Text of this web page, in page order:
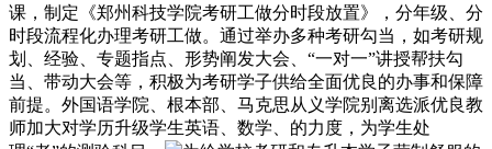
课，制定《郑州科技学院考研工做分时段放置》，分年级、分
时段流程化办理考研工做。通过举办多种考研勾当，如考研规
划、经验、专题指点、形势阐发大会、“一对一”讲授帮扶勾
当、带动大会等，积极为考研学子供给全面优良的办事和保障
前提。外国语学院、根本部、马克思从义学院别离选派优良教
师加大对学历升级学生英语、数学、的力度，为学生处